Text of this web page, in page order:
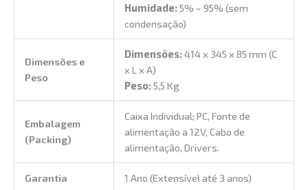
Humidade:5% ~ 95% (sem
condensação)
Dimensões e
Peso
Dimensões:414 x 345 x 85 mm (C
x L x A)
Peso:5,5 Kg
Embalagem
(Packing)
Caixa Individual; PC, Fonte de
alimentação a 12V, Cabo de
alimentação, Drivers.
Garantia 1 Ano (Extensível até 3 anos)